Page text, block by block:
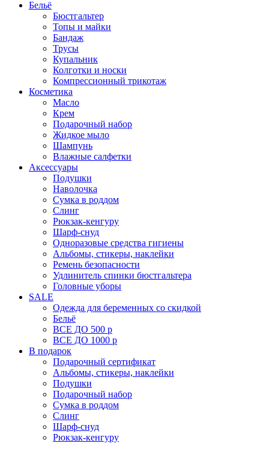
Бельё
Бюстгальтер
Топы и майки
Бандаж
Трусы
Купальник
Колготки и носки
Компрессионный трикотаж
Косметика
Масло
Крем
Подарочный набор
Жидкое мыло
Шампунь
Влажные салфетки
Аксессуары
Подушки
Наволочка
Сумка в роддом
Cлинг
Рюкзак-кенгуру
Шарф-снуд
Одноразовые средства гигиены
Альбомы, стикеры, наклейки
Ремень безопасности
Удлинитель спинки бюстгальтера
Головные уборы
SALE
Одежда для беременных со скидкой
Бельё
ВСЕ ДО 500 р
ВСЕ ДО 1000 р
В подарок
Подарочный сертификат
Альбомы, стикеры, наклейки
Подушки
Подарочный набор
Сумка в роддом
Слинг
Шарф-снуд
Рюкзак-кенгуру